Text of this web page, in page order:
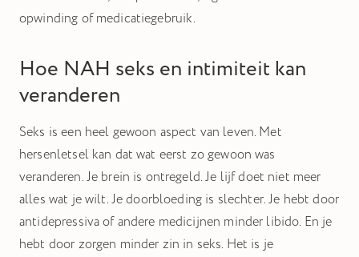
opwinding of medicatiegebruik.
Hoe NAH seks en intimiteit kan
veranderen
Seks is een heel gewoon aspect van leven. Met
hersenletsel kan dat wat eerst zo gewoon was
veranderen. Je brein is ontregeld. Je lijf doet niet meer
alles wat je wilt. Je doorbloeding is slechter. Je hebt door
antidepressiva of andere medicijnen minder libido. En je
hebt door zorgen minder zin in seks. Het is je